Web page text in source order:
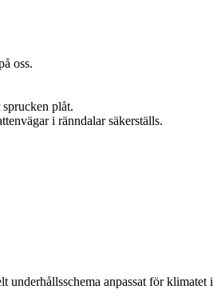
oss.
plåt.
i ränndalar säkerställs.
anpassat för klimatet